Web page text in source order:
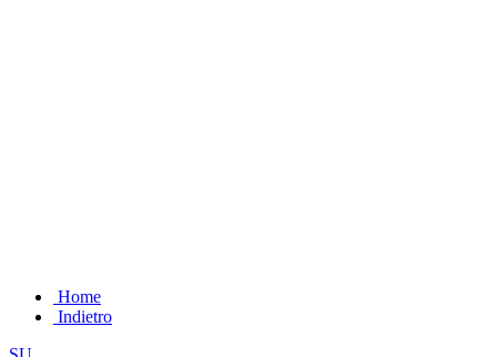
Home
Indietro